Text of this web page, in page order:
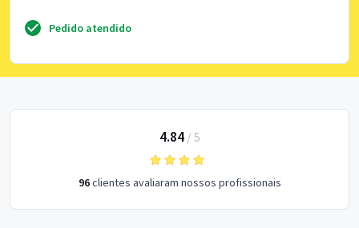
Pedido atendido
4.84/ 5
96clientes avaliaram nossos profissionais